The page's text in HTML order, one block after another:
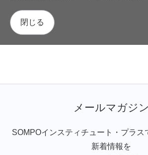
閉じる
メールマガジン
SOMPOインスティチュート・プラス
新着情報を